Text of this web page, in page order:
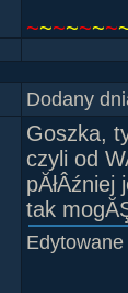
~~~~~~~
"Nie
ktĂłrego
za
CoÂś z
Dodany
Goszka,
czyli od
tak